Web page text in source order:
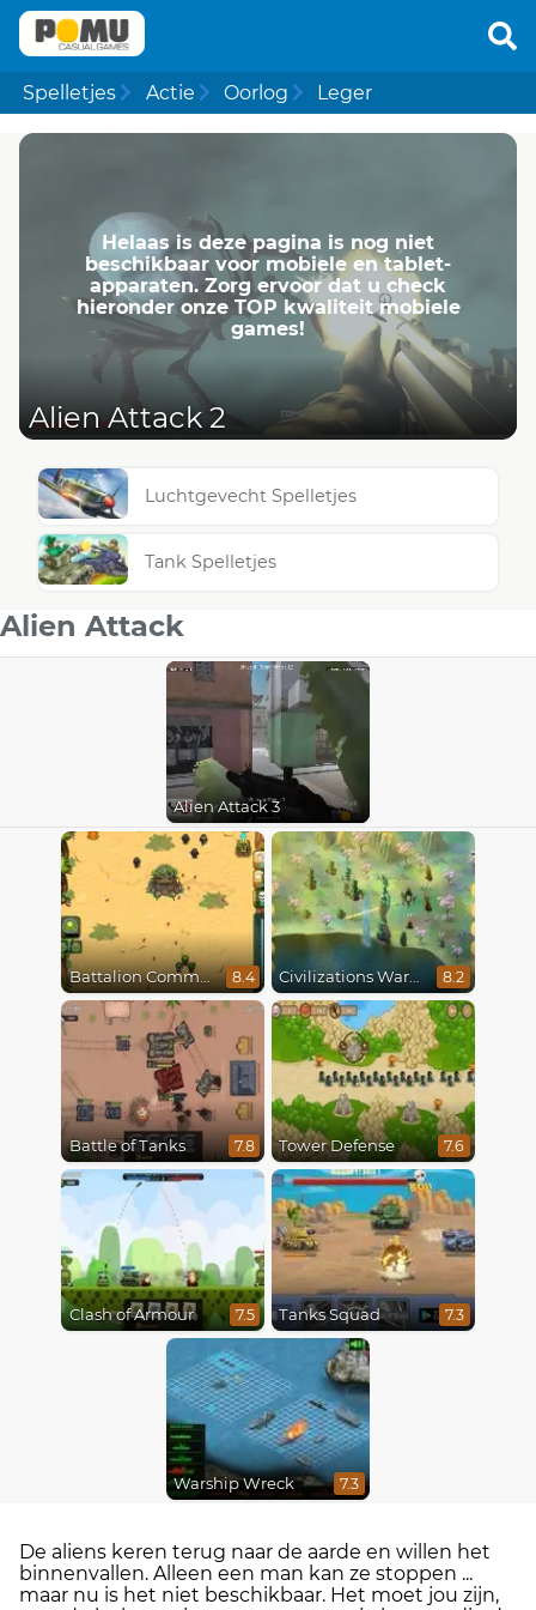
Spelletjes Actie Oorlog Leger
Helaas is deze pagina is nog niet
beschikbaar voor mobiele en tablet-
apparaten. Zorg ervoor dat u check
hieronder onze TOP kwaliteit mobiele
games!
Alien Attack 2
Luchtgevecht Spelletjes
Tank Spelletjes
Alien Attack
Alien Attack 3
Battalion Commander 8.4 Civilizations Wars Master Edition 8.2
Battle of Tanks 7.8 Tower Defense 7.6
Clash of Armour 7.5 Tanks Squad 7.3
Warship Wreck 7.3
De aliens keren terug naar de aarde en willen het
binnenvallen. Alleen een man kan ze stoppen ...
maar nu is het niet beschikbaar. Het moet jou zijn,